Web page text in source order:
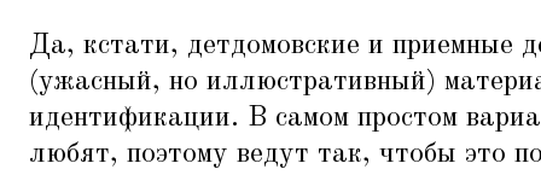
Да, кстати, детдомовские и приемные
(ужасный, но иллюстративный)
идентификации. В самом простом
любят, поэтому ведут так, чтобы это